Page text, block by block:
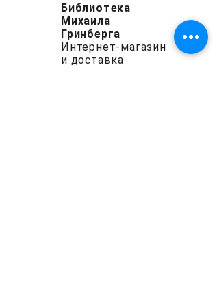
Библиотека
Михаила
Гринберга
Интернет-магазин
и доставка